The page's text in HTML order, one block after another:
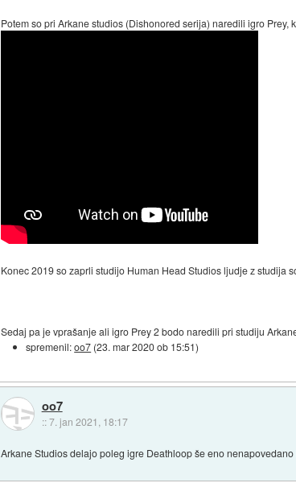
Potem so pri Arkane studios (Dishonored serija) naredili igro Prey,
Konec 2019 so zaprli studijo Human Head Studios ljudje z studija
Sedaj pa je vprašanje ali igro Prey 2 bodo naredili pri studiju
spremenil:oo7 (23. mar 2020 ob 15:51)
oo7
::7. jan 2021, 18:17
Arkane Studios delajo poleg igre Deathloop še eno